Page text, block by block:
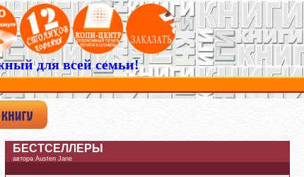
для всей семьи!
БЕСТСЕЛЛЕРЫ
автора Austen Jane